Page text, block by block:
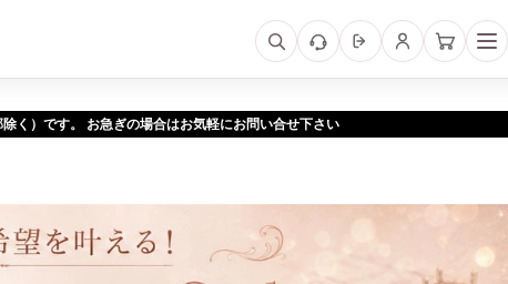
く）です。 お急ぎの場合はお気軽にお問い合せ下さい